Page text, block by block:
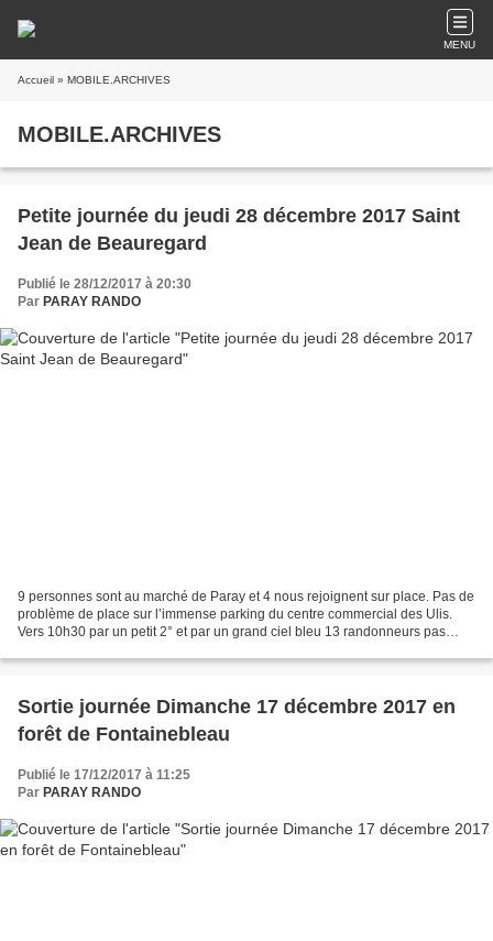
MENU
Accueil » MOBILE.ARCHIVES
MOBILE.ARCHIVES
Petite journée du jeudi 28 décembre 2017 Saint
Jean de Beauregard
Publié le 28/12/2017 à 20:30
Par PARAY RANDO
9 personnes sont au marché de Paray et 4 nous rejoignent sur place. Pas de
problème de place sur l’immense parking du centre commercial des Ulis.
Vers 10h30 par un petit 2° et par un grand ciel bleu 13 randonneurs pas
Sortie journée Dimanche 17 décembre 2017 en
forêt de Fontainebleau
Publié le 17/12/2017 à 11:25
Par PARAY RANDO